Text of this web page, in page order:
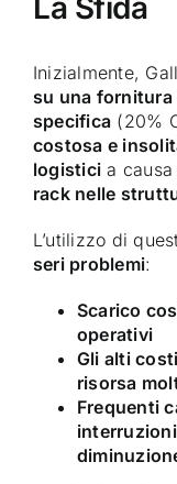
La Sfida
Inizialmente,
su una fornitura
specifica (20%
costosa e
logistici a
rack nelle
L’utilizzo di
seri problemi:
Scarico
operativi
Gli alti
risorsa
Frequenti